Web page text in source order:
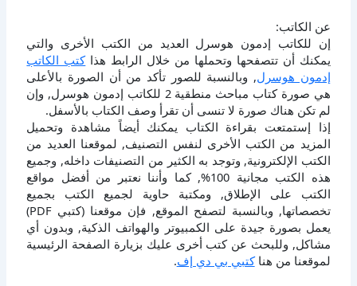
عن الكاتب:
إن للكاتب إدمون هوسرل العديد من الكتب الأخرى والتي
يمكنك أن تتصفحها وتحملها من خلال الرابط هذاكتب الكاتب
إدمون هوسرل, وبالنسبة للصور تأكد من أن الصورة بالأعلى
هي صورة كتاب مباحث منطقية 2 للكاتب إدمون هوسرل, وإن
لم تكن هناك صورة لا تنسى أن تقرأ وصف الكتاب بالأسفل.
إذا إستمتعت بقراءة الكتاب يمكنك أيضاً مشاهدة وتحميل
المزيد من الكتب الأخرى لنفس التصنيف, لموقعنا العديد من
الكتب الإلكترونية, وتوجد به الكثير من التصنيفات داخله, وجميع
هذه الكتب مجانية 100%, كما وأننا نعتبر من أفضل مواقع
الكتب على الإطلاق, ومكتبة حاوية لجميع الكتب بجميع
تخصصاتها, وبالنسبة لتصفح الموقع, فإن موقعنا (كتبي PDF)
يعمل بصورة جيدة على الكمبيوتر والهواتف الذكية, وبدون أي
مشاكل, وللبحث عن كتب أخرى عليك بزيارة الصفحة الرئيسية
لموقعنا من هناكتبي بي دي إف.